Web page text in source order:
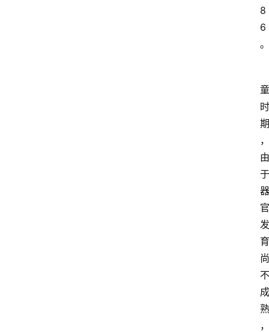
8
6
。
童
时
期
，
由
于
器
官
发
育
尚
不
成
熟
，